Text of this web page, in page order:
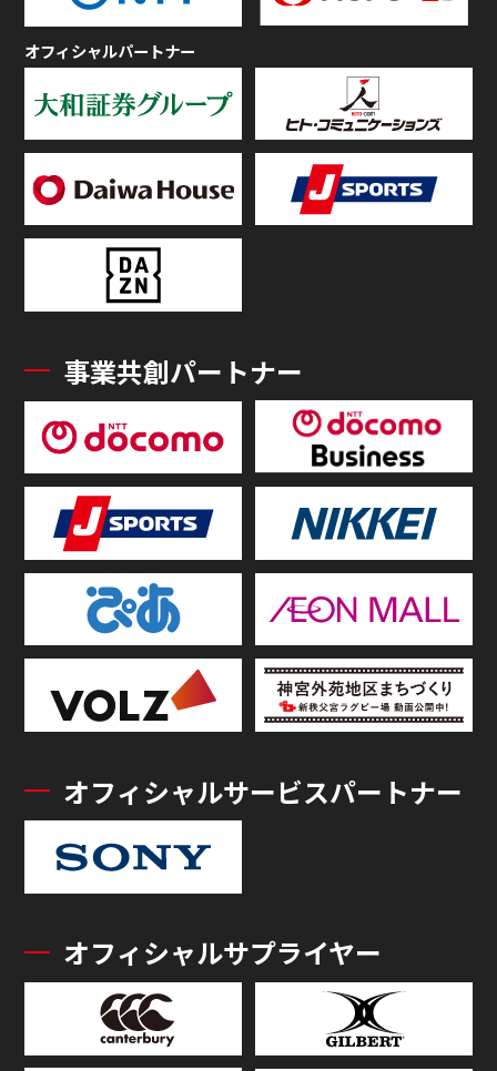
オフィシャルパートナー
事業共創パートナー
オフィシャルサービスパートナー
オフィシャルサプライヤー